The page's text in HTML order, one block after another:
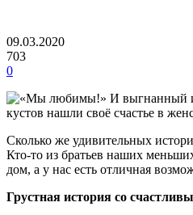
09.03.2020
703
0
Сколько же удивительных
Кто-то из братьев наших
дом, а у нас есть отличная
Грустная история со